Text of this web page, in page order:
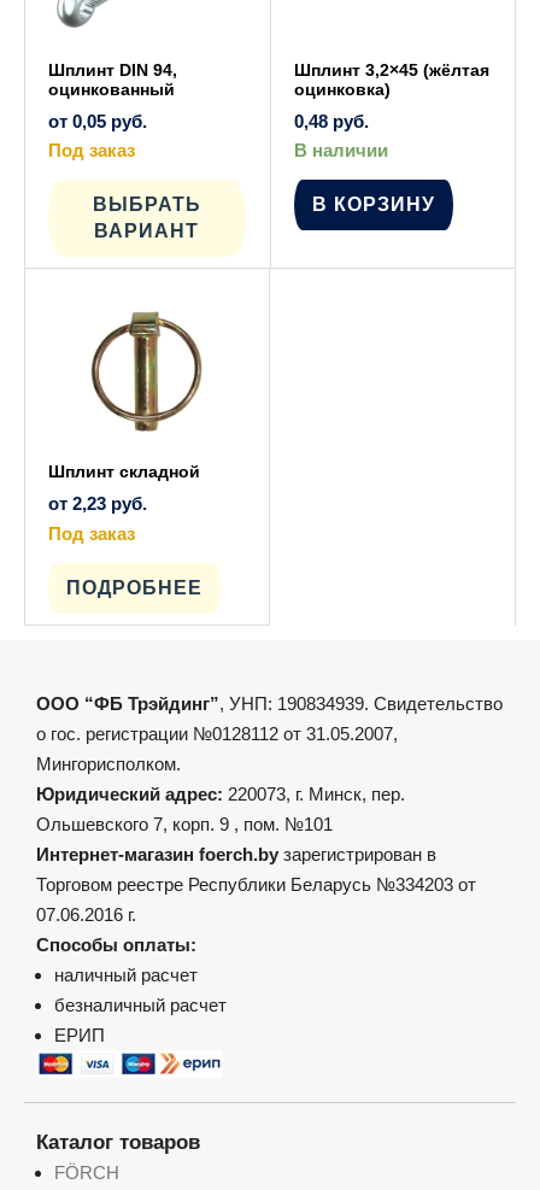
Шплинт DIN 94,
оцинкованный
от 0,05 руб.
Под заказ
ВЫБРАТЬ
ВАРИАНТ
имеет
несколько
вариаций.
можно
Шплинт 3,2×45 (жёлтая
оцинковка)
0,48 руб.
В наличии
В КОРЗИНУ
Шплинт складной
от 2,23 руб.
Под заказ
ПОДРОБНЕЕ
странице
ООО “ФБ Трэйдинг”, УНП: 190834939. Свидетельство
о гос. регистрации №0128112 от 31.05.2007,
Мингорисполком.
Юридический адрес: 220073, г. Минск, пер.
Ольшевского 7, корп. 9 , пом. №101
Интернет-магазин foerch.by зарегистрирован в
Торговом реестре Республики Беларусь №334203 от
07.06.2016 г.
Способы оплаты:
наличный расчет
безналичный расчет
ЕРИП
Каталог товаров
FÖRCH